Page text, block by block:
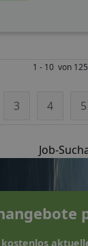
1 - 10 von 125
3 4 5
Job-